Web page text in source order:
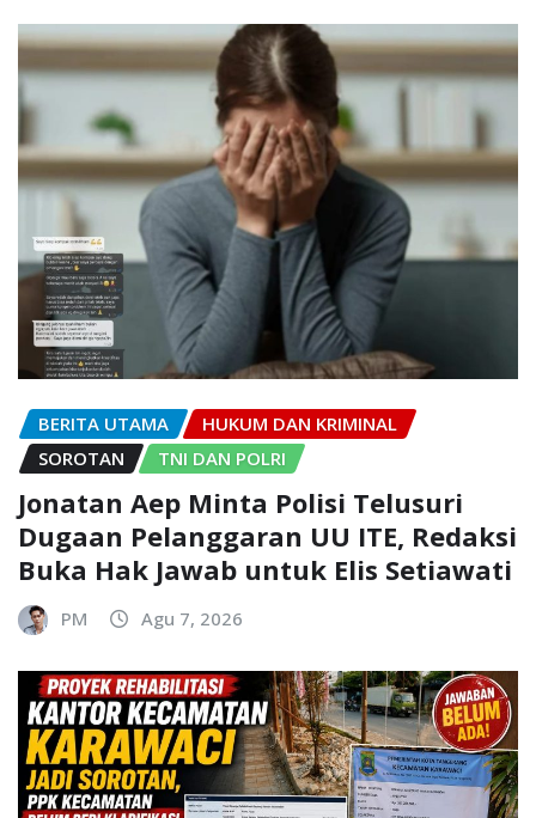
BERITA UTAMA
HUKUM DAN KRIMINAL
SOROTAN
TNI DAN POLRI
Jonatan Aep Minta Polisi Telusuri
Dugaan Pelanggaran UU ITE, Redaksi
Buka Hak Jawab untuk Elis Setiawati
PM Agu 7, 2026